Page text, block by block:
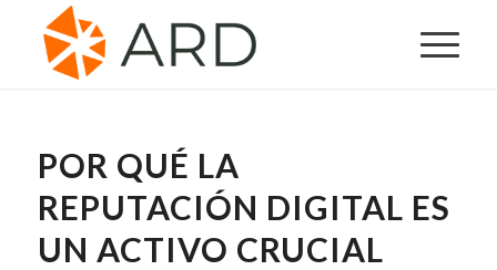
POR QUÉ LA
REPUTACIÓN DIGITAL ES
UN ACTIVO CRUCIAL